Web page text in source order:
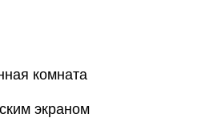
комната
экраном